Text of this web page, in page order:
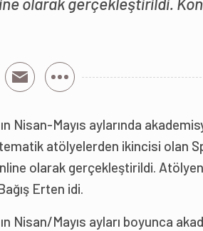
Nisan-Mayıs aylarında
atölyelerden ikincisi olan
olarak gerçekleştirildi.
Erten idi.
Nisan/Mayıs ayları boyunca